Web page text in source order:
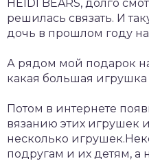
HEIDI BEARS, долго
решилась связать. И
дочь в прошлом году
А рядом мой подарок
какая большая
Потом в интернете
вязанию этих игрушек
несколько
подругам и их детям, а